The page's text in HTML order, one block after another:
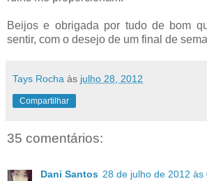
Beijos e obrigada por tudo de bom
sentir, com o desejo de um final de
Tays Rocha às julho 28, 2012
Compartilhar
35 comentários:
Dani Santos 28 de julho de 2012 às